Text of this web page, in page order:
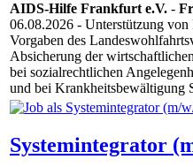
AIDS-Hilfe Frankfurt e.V. -
06.08.2026 - Unterstützung
Vorgaben des
Absicherung der
bei sozialrechtlichen
und bei Krankheitsbewältigung
Systemintegrator